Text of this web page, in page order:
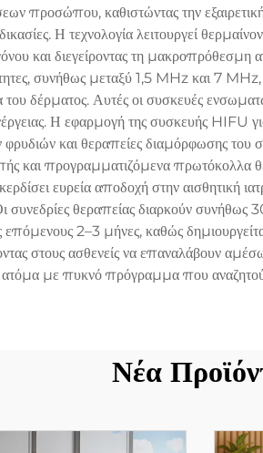
προσώπου, καθιστώντας την
Η τεχνολογία λειτουργεί
και διεγείροντας τη
συνήθως μεταξύ 1,5 MHz και 7
Αυτές οι συσκευές
Η εφαρμογή της συσκευής
και θεραπείες διαμόρφωσης
και προγραμματιζόμενα πρωτόκολλα
ευρεία αποδοχή στην αισθητική
συνεδρίες θεραπείας διαρκούν
επόμενους 2–3 μήνες, καθώς
στους ασθενείς να επαναλάβουν
ατόμα με πυκνό πρόγραμμα που
Νέα